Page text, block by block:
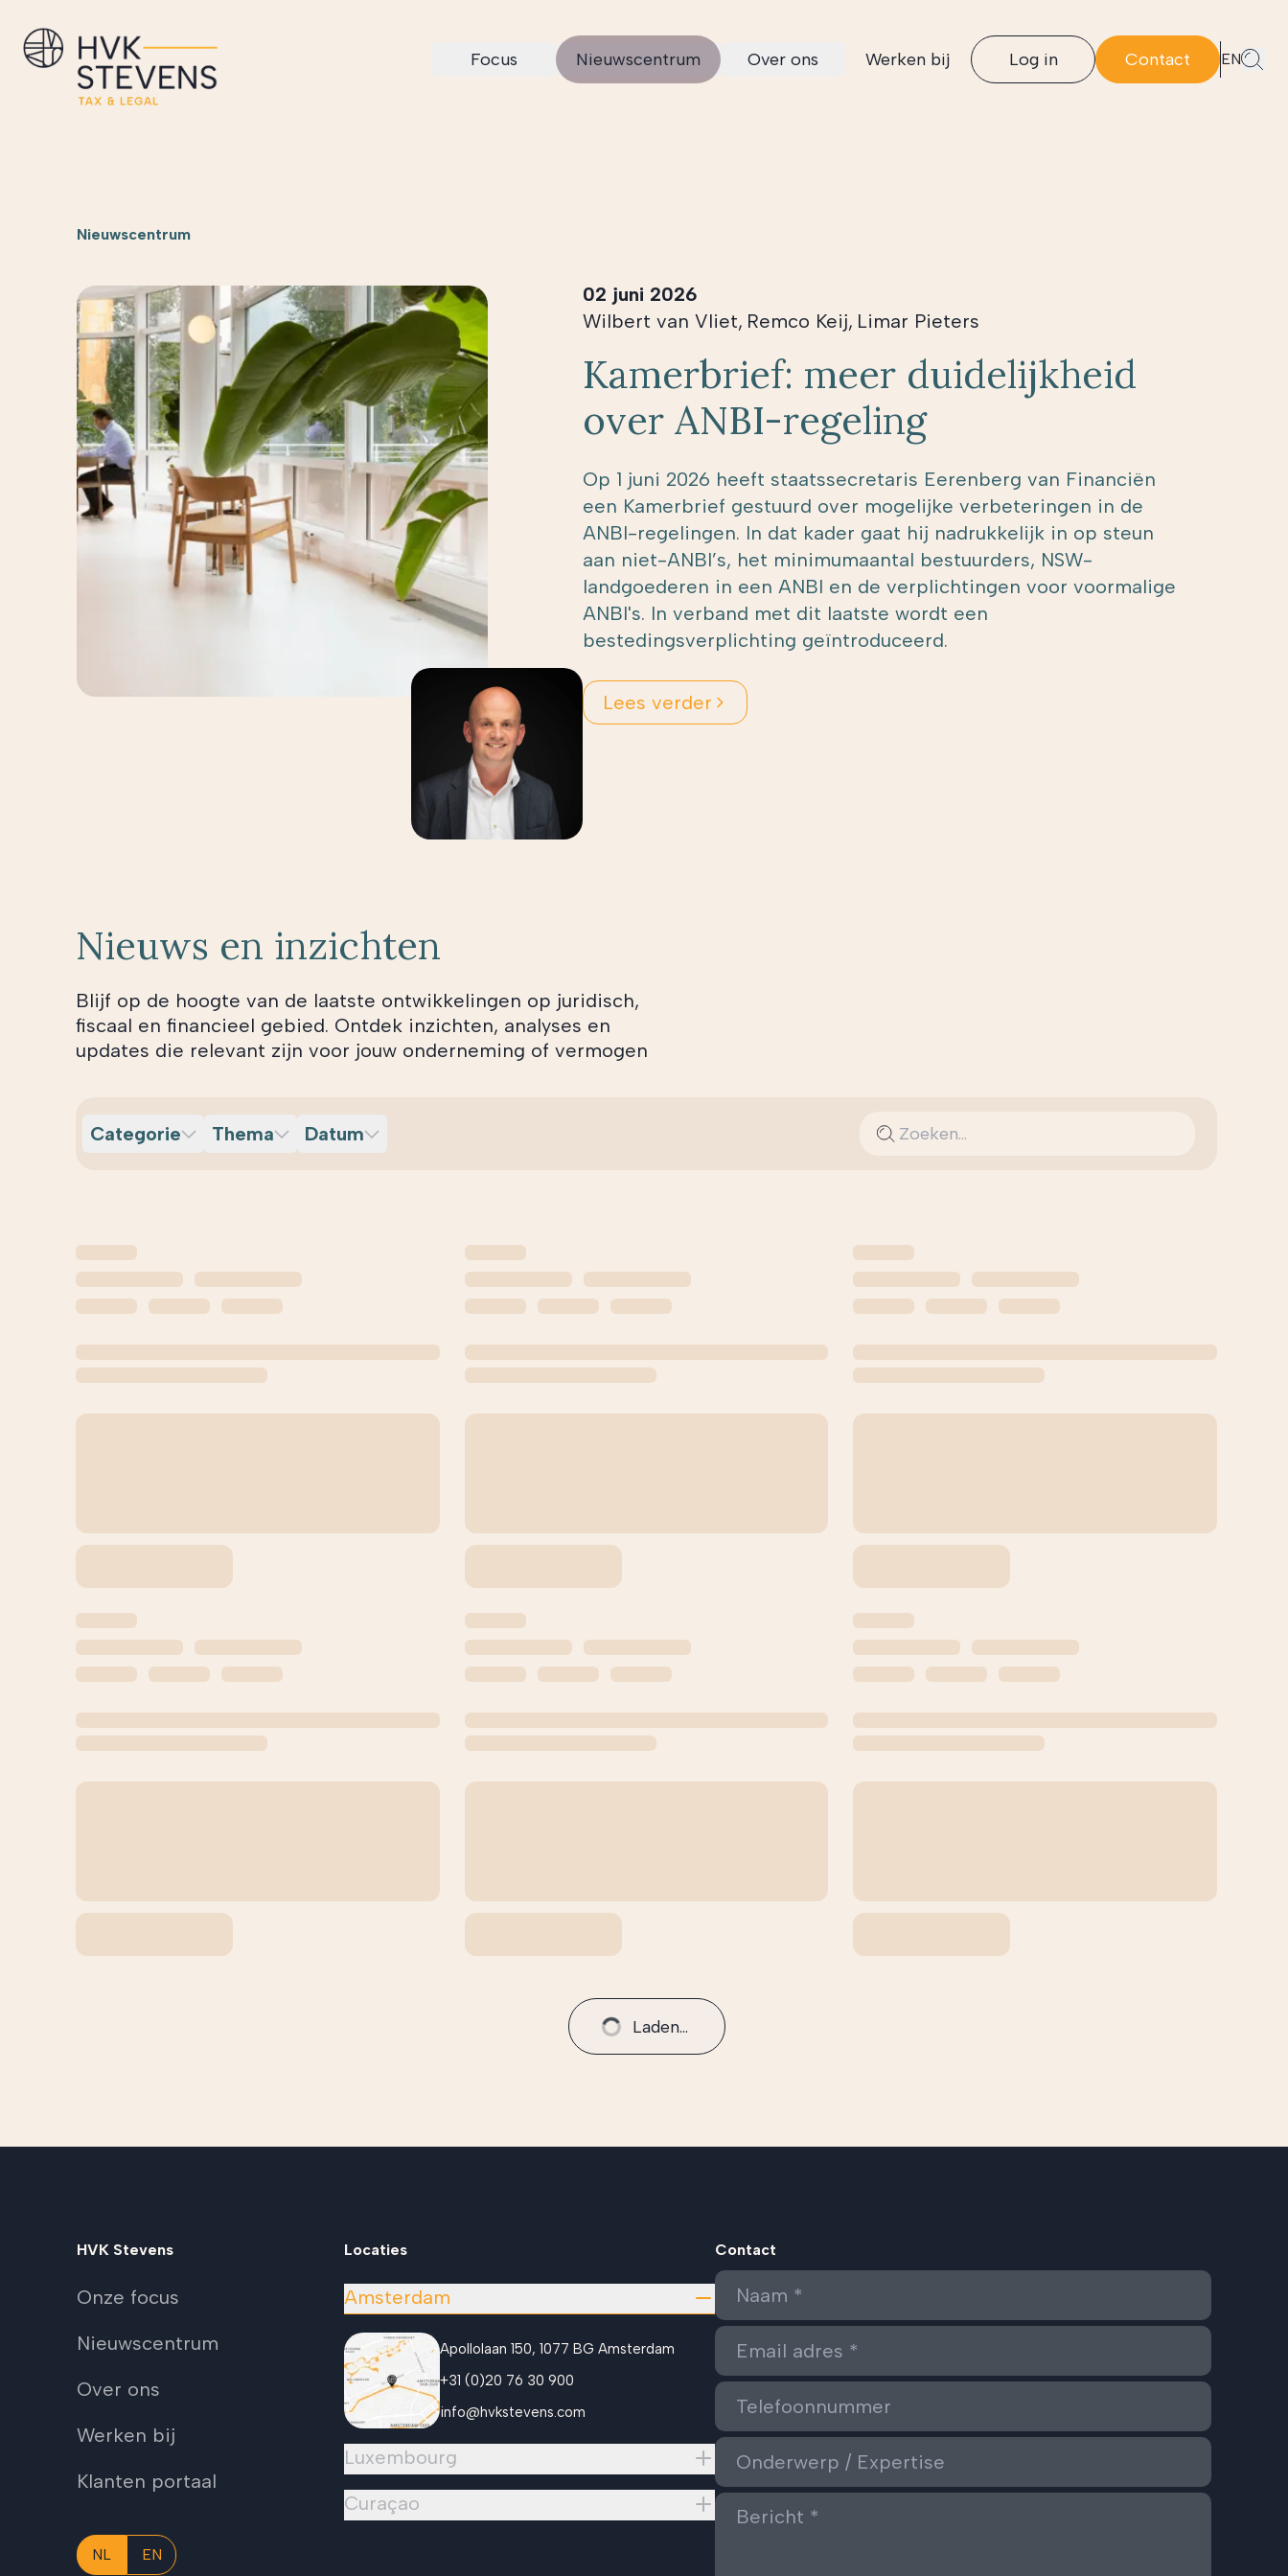
Focus Nieuwscentrum Over ons Werken bij Log in Contact EN
Nieuwscentrum
02 juni 2026
Wilbert van Vliet, Remco Keij, Limar Pieters
Kamerbrief: meer duidelijkheid
over ANBI-regeling
Op 1 juni 2026 heeft staatssecretaris Eerenberg van Financiën
een Kamerbrief gestuurd over mogelijke verbeteringen in de
ANBI-regelingen. In dat kader gaat hij nadrukkelijk in op steun
aan niet-ANBI’s, het minimumaantal bestuurders, NSW-
landgoederen in een ANBI en de verplichtingen voor voormalige
ANBI's. In verband met dit laatste wordt een
bestedingsverplichting geïntroduceerd.
Lees verder
Nieuws en inzichten
Blijf op de hoogte van de laatste ontwikkelingen op juridisch,
fiscaal en financieel gebied. Ontdek inzichten, analyses en
updates die relevant zijn voor jouw onderneming of vermogen
Categorie Thema Datum
Laden...
HVK Stevens
Onze focus
Nieuwscentrum
Over ons
Werken bij
Klanten portaal
NL EN
Locaties
Amsterdam
Apollolaan 150, 1077 BG Amsterdam
+31 (0)20 76 30 900
info@hvkstevens.com
Luxembourg
Curaçao
Contact